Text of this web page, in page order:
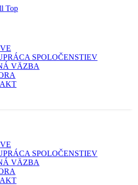
Top
SPOLOČENSTIEV
VÄZBA
SPOLOČENSTIEV
VÄZBA